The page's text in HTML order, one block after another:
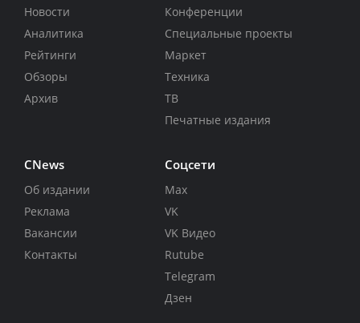
Новости
Аналитика
Рейтинги
Обзоры
Архив
Конференции
Специальные проекты
Маркет
Техника
ТВ
Печатные издания
CNews
Об издании
Реклама
Вакансии
Контакты
Соцсети
Max
VK
VK Видео
Rutube
Telegram
Дзен